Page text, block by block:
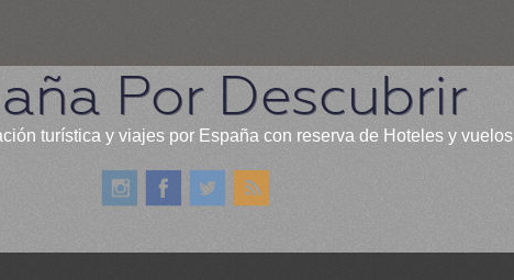
Por Descubrir
turística y viajes por España con reserva de Hoteles y vuelos